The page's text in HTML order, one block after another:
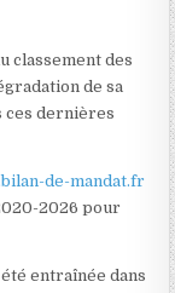
classement des
de sa
ces dernières
de-mandat.fr
2026 pour
entraînée dans